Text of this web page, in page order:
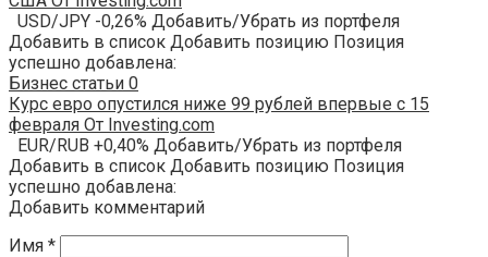
USD/JPY -0,26% Добавить/Убрать из портфеля
Добавить в список Добавить позицию Позиция
успешно добавлена:
Бизнес статьи 0
Курс евро опустился ниже 99 рублей впервые с 15
февраля От Investing.com
EUR/RUB +0,40% Добавить/Убрать из портфеля
Добавить в список Добавить позицию Позиция
успешно добавлена:
Добавить комментарий
Имя *